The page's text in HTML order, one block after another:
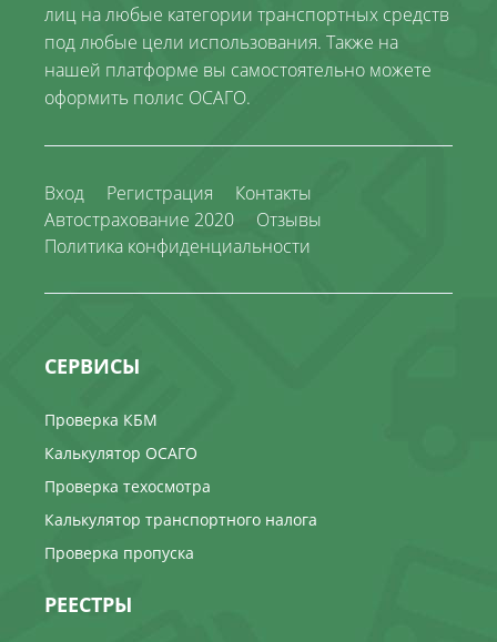
лиц на любые категории транспортных средств
под любые цели использования. Также на
нашей платформе вы самостоятельно можете
оформить полис ОСАГО.
Вход Регистрация
Контакты
Автострахование 2020
Отзывы
Политика конфиденциальности
СЕРВИСЫ
Проверка КБМ
Калькулятор ОСАГО
Проверка техосмотра
Калькулятор транспортного налога
Проверка пропуска
РЕЕСТРЫ